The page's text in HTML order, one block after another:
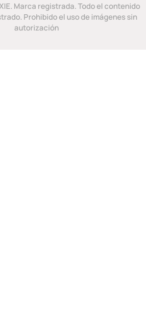
Marca registrada. Todo el contenido
Prohibido el uso de imágenes sin
autorización